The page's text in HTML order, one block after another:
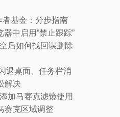
者基金：分步指南
中启用“禁止跟踪”
后如何找回误删除
退桌面、任务栏消
解决
加马赛克滤镜使用
赛克区域调整